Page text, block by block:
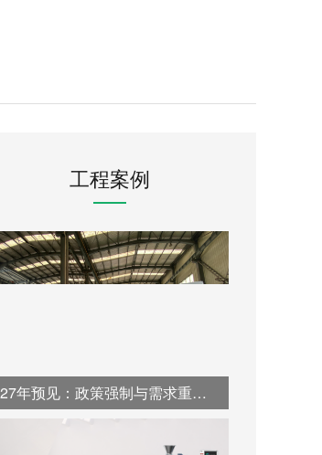
工程案例
27年预见：政策强制与需求重构下，一台高性价比同向双螺杆挤出机如何开启塑料造粒的循环新纪元